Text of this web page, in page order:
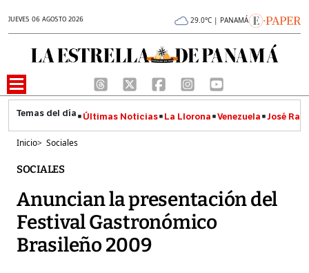
JUEVES 06 AGOSTO 2026 29.0°C | PANAMÁ
Últimas Noticias La Llorona Venezuela José
Inicio> Sociales
SOCIALES
Anuncian la presentación del
Festival Gastronómico
Brasileño 2009